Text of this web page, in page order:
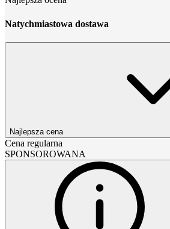
Natychmiastowa dostawa
Najlepsza cena
Cena regularna
SPONSOROWANA